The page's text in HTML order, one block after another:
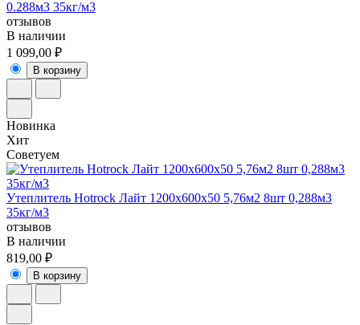
0.288м3 35кг/м3
отзывов
В наличии
1 099,00 ₽
В корзину
Новинка
Хит
Советуем
Утеплитель Hotrock Лайт 1200x600x50 5,76м2 8шт 0,288м3
35кг/м3
отзывов
В наличии
819,00 ₽
В корзину